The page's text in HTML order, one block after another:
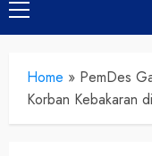
Primary
Menu
Home » PemDes
Korban Kebakaran